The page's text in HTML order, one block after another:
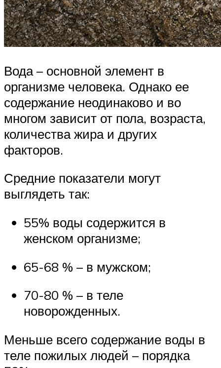
Вода – основной элемент в
организме человека. Однако ее
содержание неодинаково и во
многом зависит от пола, возраста,
количества жира и других
факторов.
Средние показатели могут
выглядеть так:
55% воды содержится в
женском организме;
65-68 % – в мужском;
70-80 % – в теле
новорожденных.
Меньше всего содержание воды в
теле пожилых людей – порядка